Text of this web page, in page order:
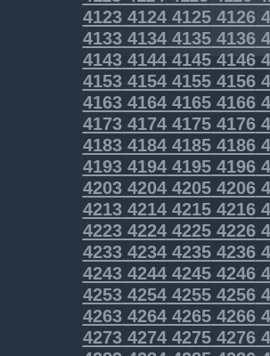
4123412441254126
4133413441354136
4143414441454146
4153415441554156
4163416441654166
4173417441754176
4183418441854186
4193419441954196
4203420442054206
4213421442154216
4223422442254226
4233423442354236
4243424442454246
4253425442554256
4263426442654266
4273427442754276